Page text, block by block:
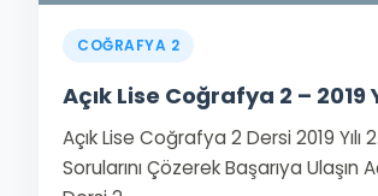
COĞRAFYA 2
Açık Lise Coğrafya 2 – 2019
Açık Lise Coğrafya 2 Dersi 2019 Yılı
Sorularını Çözerek Başarıya Ulaşın